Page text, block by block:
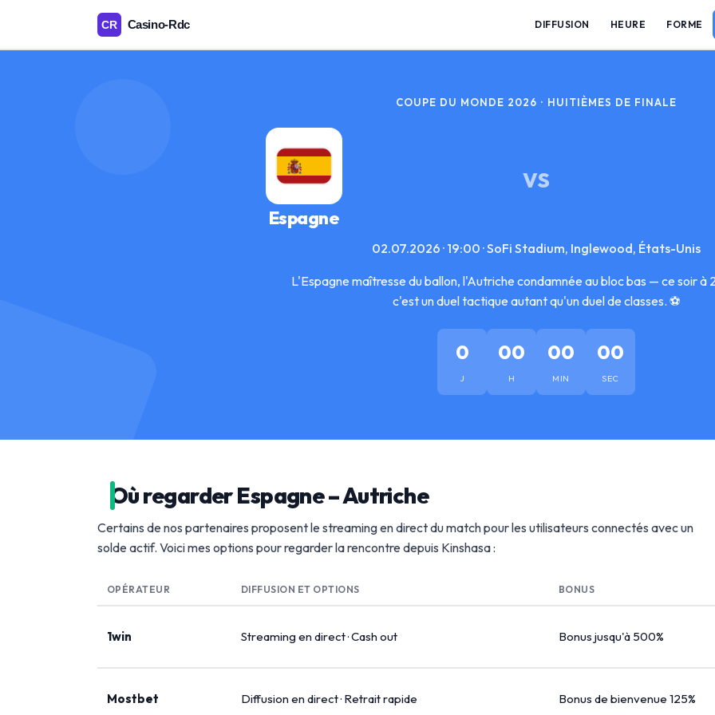
DIFFUSION HEURE FORME
COUPE DU MONDE 2026 · HUITIÈMES DE FINALE
Espagne
VS
02.07.2026 · 19:00 · SoFi Stadium, Inglewood, États-Unis
L'Espagne maîtresse du ballon, l'Autriche condamnée au bloc bas — ce soir à
c'est un duel tactique autant qu'un duel de classes. ⚽
0
J
00
H
00
MIN
00
SEC
Où regarder Espagne – Autriche
Certains de nos partenaires proposent le streaming en direct du match pour les utilisateurs connectés avec un
solde actif. Voici mes options pour regarder la rencontre depuis Kinshasa :
OPÉRATEUR DIFFUSION ET OPTIONS BONUS
1win Streaming en direct · Cash out Bonus jusqu'à 500%
Mostbet Diffusion en direct · Retrait rapide Bonus de bienvenue 125%